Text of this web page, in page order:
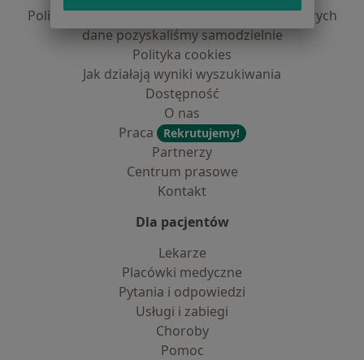
Polityka prywatności dla profesjonalistów, których
dane pozyskaliśmy samodzielnie
Polityka cookies
Jak działają wyniki wyszukiwania
Dostępność
O nas
Praca
Rekrutujemy!
Partnerzy
Centrum prasowe
Kontakt
Dla pacjentów
Lekarze
Placówki medyczne
Pytania i odpowiedzi
Usługi i zabiegi
Choroby
Pomoc